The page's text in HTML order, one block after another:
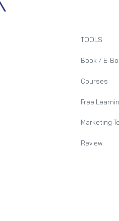
TOOLS
Book / E-
Courses
Free
Marketing
Review